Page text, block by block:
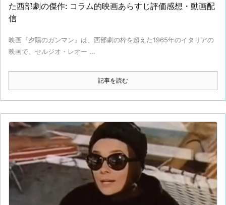
た西部劇の傑作: コラム的映画あらすじ評価感想・動画配
信
映画『夕陽のガンマン』は、西部劇の枠を超えた1965年のイタリアの
映画で、セルジオ・レオー ...
記事を読む